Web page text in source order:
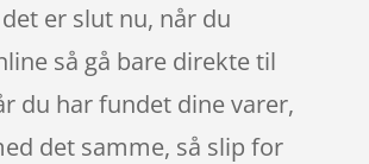
er slut nu, når du
så gå bare direkte til
du har fundet dine varer,
det samme, så slip for